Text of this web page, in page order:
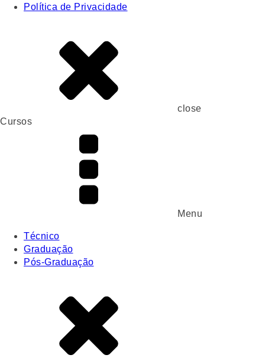
Política de Privacidade
close
Cursos
Menu
Técnico
Graduação
Pós-Graduação